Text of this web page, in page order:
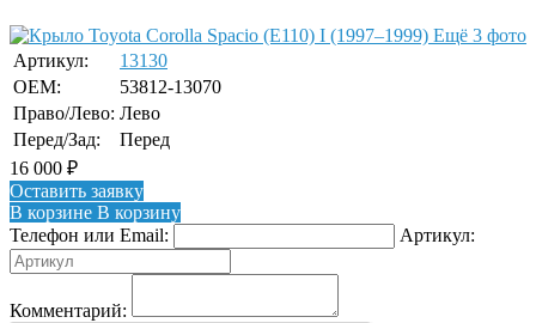
Ещё 3 фото
Артикул:
13130
OEM:
53812-13070
Право/Лево: Лево
Перед/Зад:
Перед
16 000 ₽
Оставить заявку
В корзине В корзину
Телефон или Email:
Артикул:
Комментарий: